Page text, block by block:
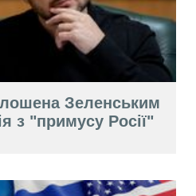
Зеленським
з "примусу Росії"